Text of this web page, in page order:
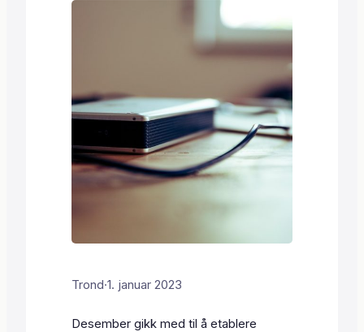
Trond·1. januar 2023
Desember gikk med til å etablere